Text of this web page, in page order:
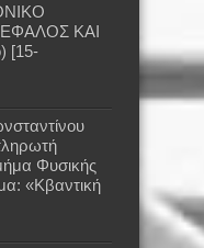
ΚΑΙ
[15-
Φυσικής
«Κβαντική